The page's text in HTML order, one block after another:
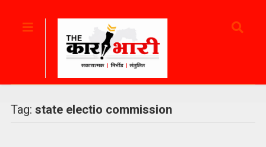
Tag: state electio commission